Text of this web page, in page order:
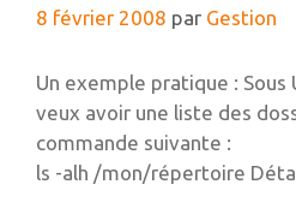
8 février 2008 par Gestion
Un exemple pratique : Sous
veux avoir une liste des
commande suivante :
ls -alh /mon/répertoire